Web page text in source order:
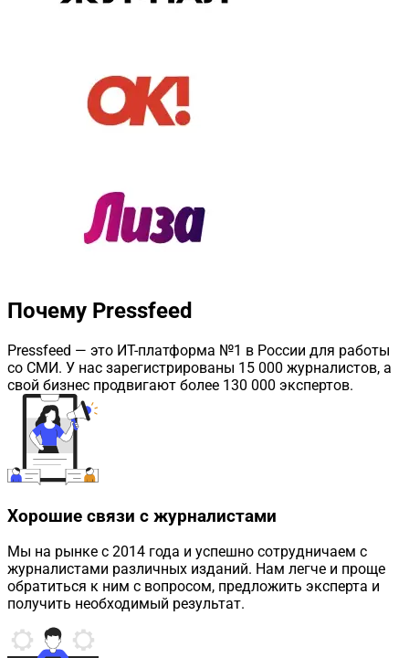
Почему Pressfeed
Pressfeed — это ИТ-платформа №1 в России для работы
со СМИ. У нас зарегистрированы 15 000 журналистов, а
свой бизнес продвигают более 130 000 экспертов.
Хорошие связи с журналистами
Мы на рынке с 2014 года и успешно сотрудничаем с
журналистами различных изданий. Нам легче и проще
обратиться к ним с вопросом, предложить эксперта и
получить необходимый результат.